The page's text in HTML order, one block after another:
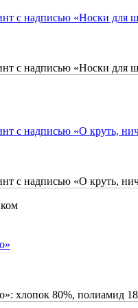
с надписью «Носки для
с надписью «Носки для
с надписью «О круть,
с надписью «О круть,
хлопок 80%, полиамид